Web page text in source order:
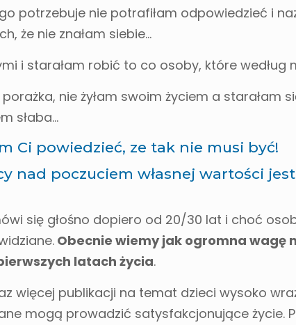
potrzebuje nie potrafiłam odpowiedzieć i
że nie znałam siebie…
i starałam robić to co osoby, które
nie żyłam swoim życiem a starałam
słaba…
Ci powiedzieć, ze tak nie musi być!
nad poczuciem własnej wartości
się głośno dopiero od 20/30 lat i choć
Obecnie wiemy jak ogromna wagę
latach życia.
więcej publikacji na temat dzieci wysoko
mogą prowadzić satysfakcjonujące życie.